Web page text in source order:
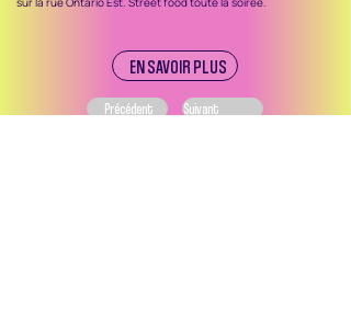
EN SAVOIR PLUS
Précédent Suivant